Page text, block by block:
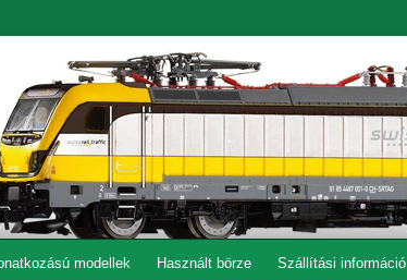
modellek Használt börze Szállítási információ